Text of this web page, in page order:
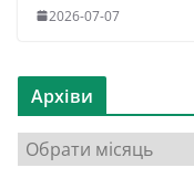
2026-07-07
Архіви
р